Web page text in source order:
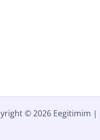
© 2026 Eegitimim |